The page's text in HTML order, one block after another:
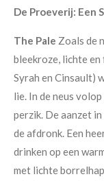
De Proeverij: Een
The Pale Zoals de
bleekroze, lichte en
Syrah en Cinsault)
lie. In de neus
perzik. De aanzet
de afdronk. Een
drinken op een
met lichte